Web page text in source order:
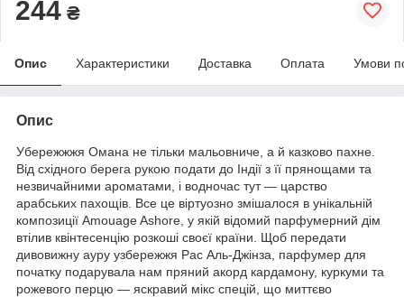
244 ₴
Опис Характеристики Доставка Оплата Умови
Опис
Убережжжя Омана не тільки мальовниче, а й казково пахне.
Від східного берега рукою подати до Індії з її прянощами та
незвичайними ароматами, і водночас тут — царство
арабських пахощів. Все це віртуозно змішалося в унікальній
композиції Amouage Ashore, у якій відомий парфумерний дім
втілив квінтесенцію розкоші своєї країни. Щоб передати
дивовижну ауру узбережжя Рас Аль-Джінза, парфумер для
початку подарувала нам пряний акорд кардамону, куркуми та
рожевого перцю — яскравий мікс спецій, що миттєво